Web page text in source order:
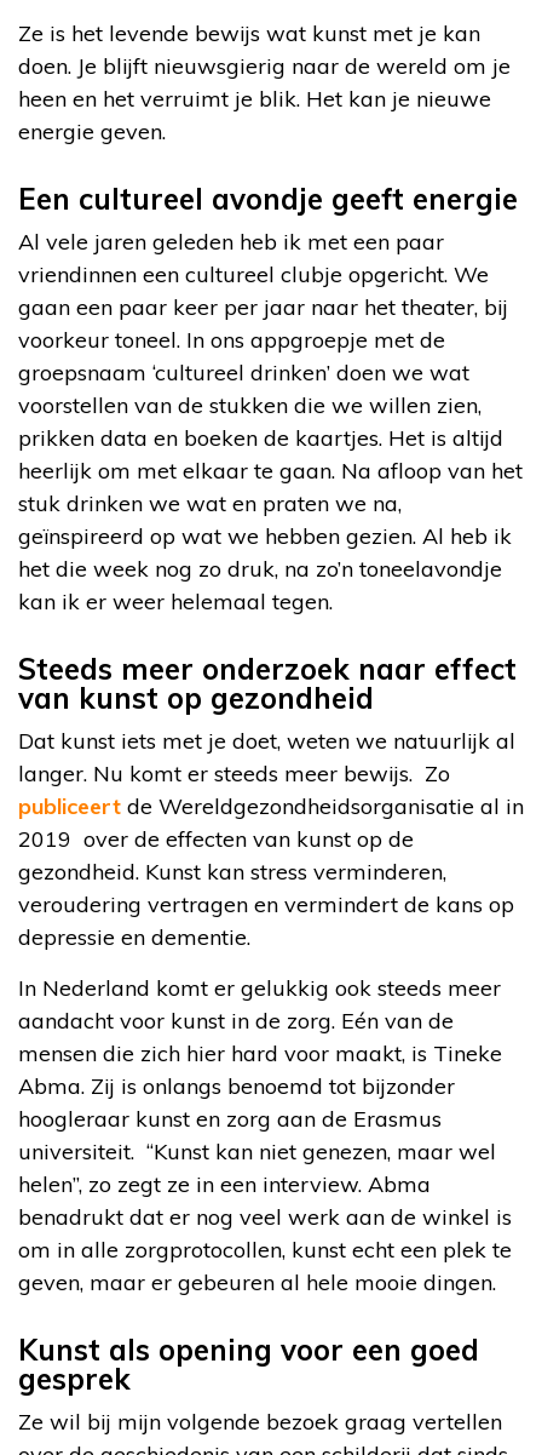
Ze is het levende bewijs wat kunst met je kan
doen. Je blijft nieuwsgierig naar de wereld om je
heen en het verruimt je blik. Het kan je nieuwe
energie geven.
Een cultureel avondje geeft energie
Al vele jaren geleden heb ik met een paar
vriendinnen een cultureel clubje opgericht. We
gaan een paar keer per jaar naar het theater, bij
voorkeur toneel. In ons appgroepje met de
groepsnaam ‘cultureel drinken’ doen we wat
voorstellen van de stukken die we willen zien,
prikken data en boeken de kaartjes. Het is altijd
heerlijk om met elkaar te gaan. Na afloop van het
stuk drinken we wat en praten we na,
geïnspireerd op wat we hebben gezien. Al heb ik
het die week nog zo druk, na zo’n toneelavondje
kan ik er weer helemaal tegen.
Steeds meer onderzoek naar effect
van kunst op gezondheid
Dat kunst iets met je doet, weten we natuurlijk al
langer. Nu komt er steeds meer bewijs. Zo
publiceert de Wereldgezondheidsorganisatie al in
2019 over de effecten van kunst op de
gezondheid. Kunst kan stress verminderen,
veroudering vertragen en vermindert de kans op
depressie en dementie.
In Nederland komt er gelukkig ook steeds meer
aandacht voor kunst in de zorg. Eén van de
mensen die zich hier hard voor maakt, is Tineke
Abma. Zij is onlangs benoemd tot bijzonder
hoogleraar kunst en zorg aan de Erasmus
universiteit. “Kunst kan niet genezen, maar wel
helen”, zo zegt ze in een interview. Abma
benadrukt dat er nog veel werk aan de winkel is
om in alle zorgprotocollen, kunst echt een plek te
geven, maar er gebeuren al hele mooie dingen.
Kunst als opening voor een goed
gesprek
Ze wil bij mijn volgende bezoek graag vertellen